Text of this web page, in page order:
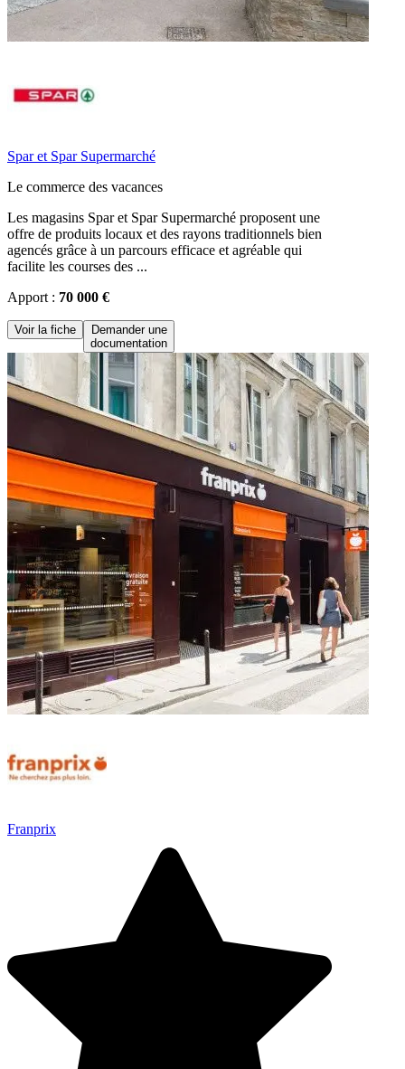
Spar et Spar Supermarché
Le commerce des vacances
Les magasins Spar et Spar Supermarché proposent une
offre de produits locaux et des rayons traditionnels bien
agencés grâce à un parcours efficace et agréable qui
facilite les courses des ...
Apport : 70 000 €
Voir la fiche
Demander une
documentation
Franprix